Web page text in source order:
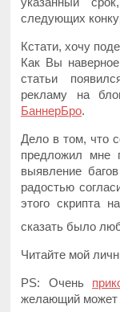
следующих
Кстати, хочу
Как Вы
статьи
рекламу на
БаннерБро.
Дело в том, что
предложил мне
выявление
радостью
этого скрипта
сказать было
Читайте мой
PS: Очень
желающий может